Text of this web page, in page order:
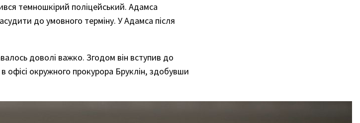
темношкірий поліцейський. Адамса
до умовного терміну. У Адамса після
доволі важко. Згодом він вступив до
окружного прокурора Бруклін, здобувши